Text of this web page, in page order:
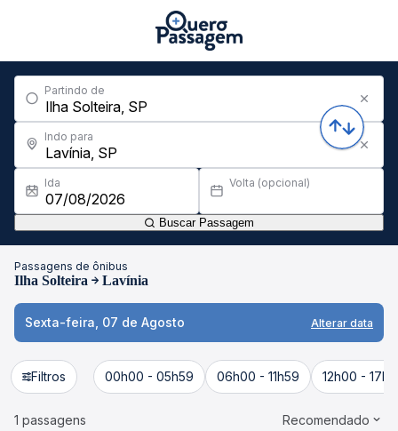
Partindo de
Indo para
Ida Volta (opcional)
Buscar Passagem
Passagens de ônibus
Ilha Solteira Lavínia
Sexta-feira, 07 de Agosto Alterar data
Filtros 00h00 - 05h59 06h00 - 11h59 12h00 -
1 passagens Recomendado